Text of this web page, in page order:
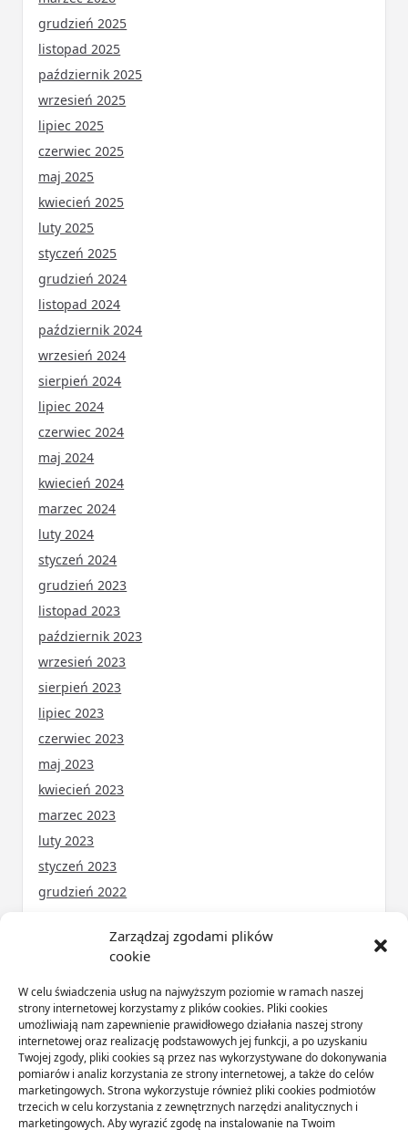
Zarządzaj zgodami plików
cookie
W celu świadczenia usług na najwyższym poziomie w ramach naszej
strony internetowej korzystamy z plików cookies. Pliki cookies
umożliwiają nam zapewnienie prawidłowego działania naszej strony
internetowej oraz realizację podstawowych jej funkcji, a po uzyskaniu
Twojej zgody, pliki cookies są przez nas wykorzystywane do dokonywania
pomiarów i analiz korzystania ze strony internetowej, a także do celów
marketingowych. Strona wykorzystuje również pliki cookies podmiotów
trzecich w celu korzystania z zewnętrznych narzędzi analitycznych i
marketingowych. Aby wyrazić zgodę na instalowanie na Twoim
grudzień 2025
listopad 2025
październik 2025
wrzesień 2025
lipiec 2025
czerwiec 2025
maj 2025
kwiecień 2025
luty 2025
styczeń 2025
grudzień 2024
listopad 2024
październik 2024
wrzesień 2024
sierpień 2024
lipiec 2024
czerwiec 2024
maj 2024
kwiecień 2024
marzec 2024
luty 2024
styczeń 2024
grudzień 2023
listopad 2023
październik 2023
wrzesień 2023
sierpień 2023
lipiec 2023
czerwiec 2023
maj 2023
kwiecień 2023
marzec 2023
luty 2023
styczeń 2023
grudzień 2022
ARTYKUŁ SPONSOROWANY(31)
Budownictwo(56)
Dom(71)
Ogród(16)
Przemysł (89)